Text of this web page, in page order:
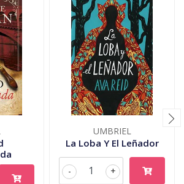
UMBRIEL
La Loba Y El Leñador
+
-